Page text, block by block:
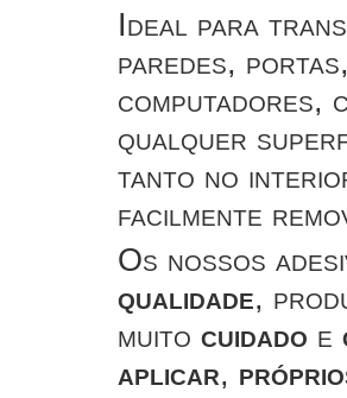
Ideal para
paredes,
computadores,
qualquer
tanto no
facilmente
Os nossos
qualidade,
muito cuidado e
aplicar,